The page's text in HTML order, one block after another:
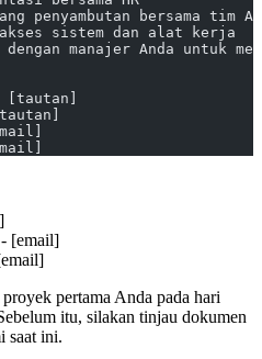
penyambutan bersama tim
sistem dan alat kerja
manajer Anda untuk
[tautan]
[email]
pertama Anda pada hari
itu, silakan tinjau dokumen
saat ini.